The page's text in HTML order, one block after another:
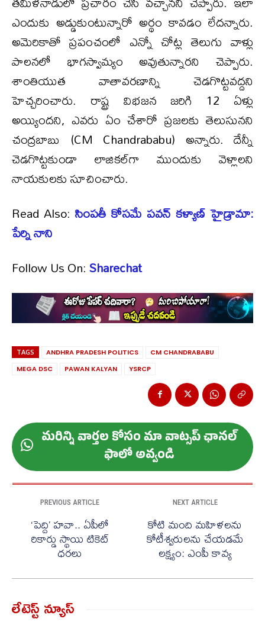
ఎందుకు అడ్డుకుంటున్నారో అర్థం కావ‌డం లేద‌న్నారు.
అమెరికాతో ప్ర‌పంచంలో ఎన్నో చోట్ల తెలుగు వాళ్లు
పాల‌న‌లో భాగ‌స్వామ్యం అవుతున్నార‌ని చెప్పారు.
శాంతియుత‌ వాతావ‌ర‌ణాన్ని చెడ‌గొట్ట‌వ‌ద్ద‌ని
హెచ్చ‌రించారు. రాష్ట్ర విభ‌జ‌న జ‌రిగి 12 ఏళ్లు
అయ్యింద‌ని, ఎవ‌రు ఏం చేశారో ప్ర‌జ‌లకు తెలుసున‌ని
చంద్ర‌బాబు (CM Chandrababu) అన్నారు. దేన్నీ
చెడ‌గొట్ట‌కుండా లాజిక‌ల్‌గా ముందుకు వెళ్లాల‌ని
నాయ‌కుల‌కు సూచించారు.
Read Also: సింపతీ కోసమే పవన్ కళ్యాణ్ హైడ్రామా:
పేర్ని నాని
Follow Us On:Sharechat
TAGS ANDHRA PRADESH POLITICS
CM CHANDRABABU
MEGA DSC
PAWAN KALYAN YSRCP
మ‌రిన్ని వార్త‌ల కోసం మా వాట్స‌ప్ ఛాన‌ల్
ఫాలో అవ్వండి
PREVIOUS ARTICLE
‘పెద్ది’ హవా.. ఏపీలో
రికార్డు స్థాయి టికెట్
ధరలు
NEXT ARTICLE
కోటి మంది మహిళలను
కోటీశ్వరులను చేయడమే
లక్ష్యం: ఎంపీ కావ్య
లేటెస్ట్ న్యూస్‌